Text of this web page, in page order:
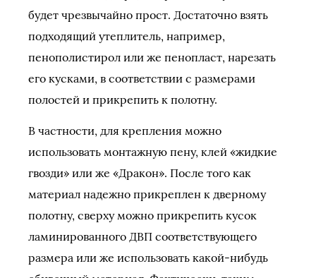
будет чрезвычайно прост. Достаточно взять
подходящий утеплитель, например,
пенополистирол или же пенопласт, нарезать
его кусками, в соответствии с размерами
полостей и прикрепить к полотну.
В частности, для крепления можно
использовать монтажную пену, клей «жидкие
гвозди» или же «Дракон». После того как
материал надежно прикреплен к дверному
полотну, сверху можно прикрепить кусок
ламинированного ДВП соответствующего
размера или же использовать какой-нибудь